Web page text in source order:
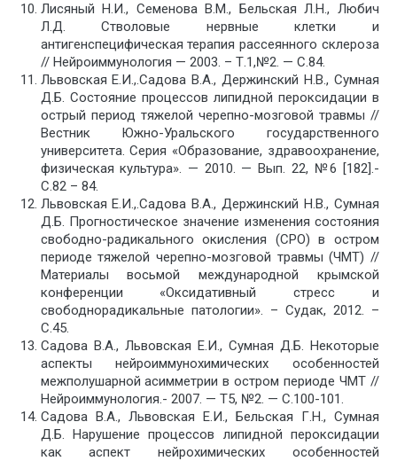
Лисяный Н.И., Семенова В.М., Бельская Л.Н., Любич
Л.Д. Стволовые нервные клетки и
антигенспецифическая терапия рассеянного склероза
// Нейроиммунология — 2003. – Т.1,№2. — С.84.
Львовская Е.И.,.Садова В.А., Держинский Н.В., Сумная
Д.Б. Состояние процессов липидной пероксидации в
острый период тяжелой черепно-мозговой травмы //
Вестник Южно-Уральского государственного
университета. Серия «Образование, здравоохранение,
физическая культура». — 2010. — Вып. 22, №6 [182].-
С.82 – 84.
Львовская Е.И.,.Садова В.А., Держинский Н.В., Сумная
Д.Б. Прогностическое значение изменения состояния
свободно-радикального окисления (СРО) в остром
периоде тяжелой черепно-мозговой травмы (ЧМТ) //
Материалы восьмой международной крымской
конференции «Оксидативный стресс и
свободнорадикальные патологии». – Судак, 2012. –
С.45.
Садова В.А., Львовская Е.И., Сумная Д.Б. Некоторые
аспекты нейроиммунохимических особенностей
межполушарной асимметрии в остром периоде ЧМТ //
Нейроиммунология.- 2007. — Т5, №2. — С.100-101.
Садова В.А., Львовская Е.И., Бельская Г.Н., Сумная
Д.Б. Нарушение процессов липидной пероксидации
как аспект нейрохимических особенностей